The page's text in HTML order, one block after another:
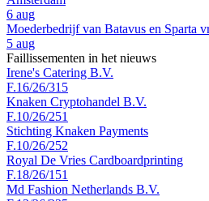
6 aug
Moederbedrijf van Batavus en Sparta
5 aug
Faillissementen in het nieuws
Irene's Catering B.V.
F.16/26/315
Knaken Cryptohandel B.V.
F.10/26/251
Stichting Knaken Payments
F.10/26/252
Royal De Vries Cardboardprinting
F.18/26/151
Md Fashion Netherlands B.V.